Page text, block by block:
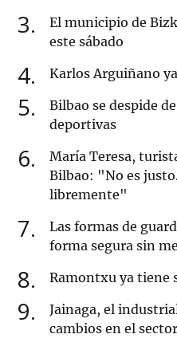
3
El municipio de
este sábado
4 Karlos Arguiñano
5
Bilbao se despide
deportivas
6
María Teresa,
Bilbao: "No es
libremente"
7
Las formas de
forma segura sin
8 Ramontxu ya tiene
9
Jainaga, el
cambios en el